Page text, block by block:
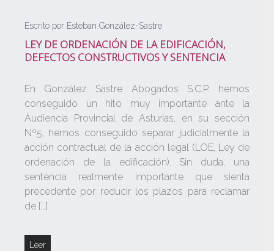
Escrito por Esteban González-Sastre
LEY DE ORDENACIÓN DE LA EDIFICACIÓN,
DEFECTOS CONSTRUCTIVOS Y SENTENCIA
En González Sastre Abogados S.C.P. hemos
conseguido un hito muy importante ante la
Audiencia Provincial de Asturias, en su sección
Nº5, hemos conseguido separar judicialmente la
acción contractual de la acción legal (LOE, Ley de
ordenación de la edificación). Sin duda, una
sentencia realmente importante que sienta
precedente por reducir los plazos para reclamar
de […]
Leer